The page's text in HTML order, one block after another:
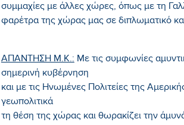
συμμαχίες με άλλες χώρες, όπως με τη
φαρέτρα της χώρας μας σε διπλωματικό
ΑΠΑΝΤΗΣΗ Μ.Κ.:Με τις συμφωνίες
σημερινή κυβέρνηση
και με τις Ηνωμένες Πολιτείες της
γεωπολιτικά
τη θέση της χώρας και θωρακίζει την